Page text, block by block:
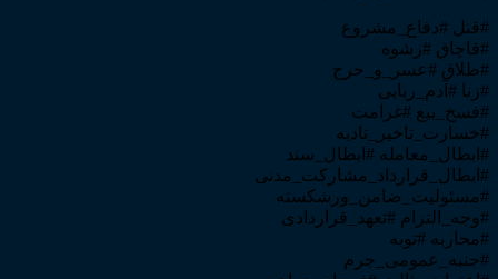
#قتل #دفاع_مشروع
#قاچاق #رشوه
#طلاق #عسر_و_حرج
#زنا #آدم_ربایی
#فسخ_بیع #غرامت
#خسارت_تاخیر_تادیه
#ابطال_معامله #ابطال_سند
#ابطال_قرارداد_مشارکت_مدنی
#مسئولیت_ضامن_ورشکسته
#وجه_التزام #تعهد_قراردادی
#محاربه #توبه
#جنبه_عمومی_جرم